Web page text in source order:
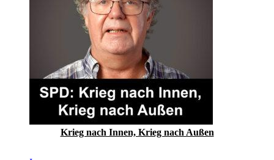
Krieg nach Innen, Krieg nach Außen